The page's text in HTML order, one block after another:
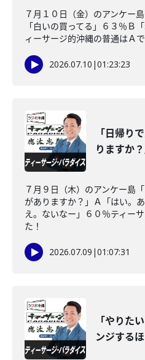
７月１０日（金）のアンケー
「白いの買ってる」６３％Ｂ
ィーサージ的沖縄の普通はＡで
2026.07.10 |01:23:23
「日帰り
りますか？
７月９日（木）のアンケー島
がありますか？」Ａ「はい。
え。ないなー」６０％ティー
た！
2026.07.09 |01:07:31
「やりた
ンジするほ